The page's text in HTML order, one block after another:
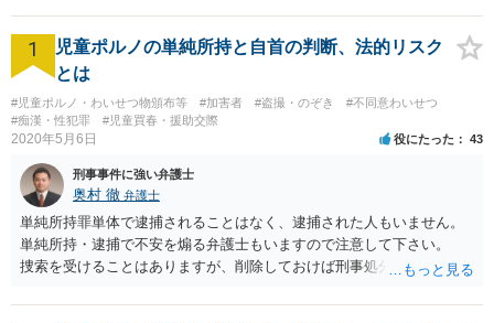
すんなりと示談を受け入れてくれることは，決して多くはありません。 本件
でも被害者の方は精神的に示談することは受け入れがたいというお気持ちで
した。そのような中でも，真摯に反省の意を伝え，粘り強く交渉を続けるこ
とによって，当方の意向をご理解いただくことができ，無事示談が成立しま
した。示談交渉には数か月を要してしまいましたが，不起訴処分を獲得する
ことができたので，Aさんにも満足していただくことができました。 このよ
1
児童ポルノの単純所持と自首の判断、法的リスク
とは
#児童ポルノ・わいせつ物頒布等 #加害者 #盗撮・のぞき
#不同意わいせつ
#痴漢・性犯罪
#児童買春・援助交際
2020年5月6日 役にたった 43
刑事事件に強い弁護士
奥村 徹 弁護士
単純所持罪単体で逮捕されることはなく、逮捕された人もいません。
単純所持・逮捕で不安を煽る弁護士もいますので注意して下さい。
捜索を受けることはありますが、削除しておけば刑事処分をうけるこ
どしておけばいいでしょう。